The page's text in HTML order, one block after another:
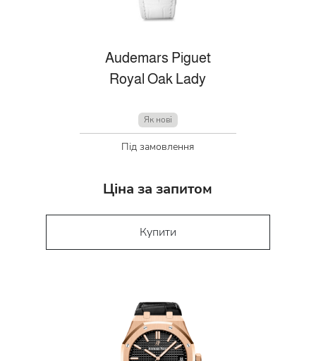
Audemars Piguet
Royal Oak Lady
Як нові
Під замовлення
Ціна за запитом
Купити